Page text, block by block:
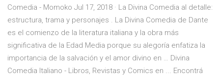
Comedia - Momoko Jul 17, 2018 · La Divina Comedia al detalle:
estructura, trama y personajes . La Divina Comedia de Dante
es el comienzo de la literatura italiana y la obra más
significativa de la Edad Media porque su alegoría enfatiza la
importancia de la salvación y el amor divino en … Divina
Comedia Italiano - Libros, Revistas y Comics en ... Encontrá